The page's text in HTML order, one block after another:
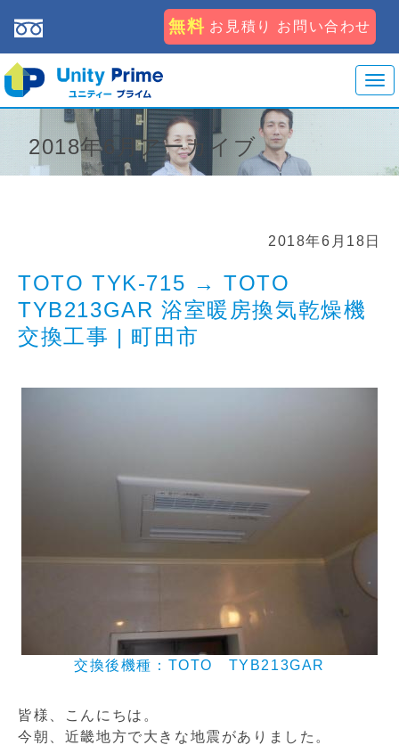
無料 お見積り お問い合わせ
T
o
g
g
l
a
2018年6月アーカイブ
2018年6月18日
TOTO TYK-715 → TOTO
TYB213GAR 浴室暖房換気乾燥機
交換工事 | 町田市
交換後機種：TOTO TYB213GAR
皆様、こんにちは。
今朝、近畿地方で大きな地震がありました。